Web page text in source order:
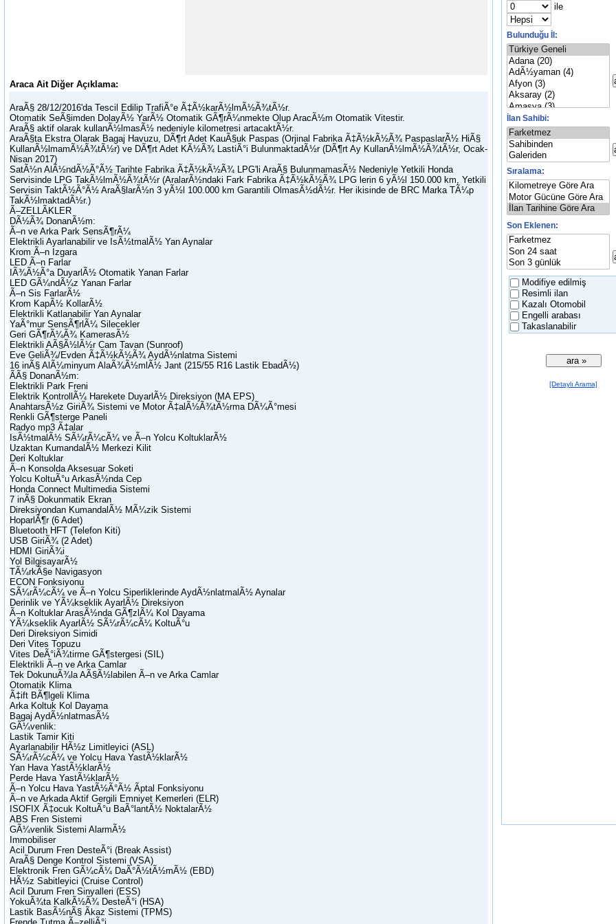
Araca Ait Diğer Açıklama:
AraÃ§ 28/12/2016'da Tescil Edilip TrafiÃ°e Ã‡Ã½karÃ½lmÃ½Ã¾tÃ½r.
Otomatik SeÃ§imden DolayÃ½ YarÃ½ Otomatik GÃ¶rÃ¼nmekte Olup AracÃ½m Otomatik Vitestir.
AraÃ§ aktif olarak kullanÃ½lmasÃ½ nedeniyle kilometresi artacaktÃ½r.
AraÃ§ta Ekstra Olarak Bagaj Havuzu, DÃ¶rt Adet KauÃ§uk Paspas (Orjinal Fabrika Ã‡Ã½kÃ½Ã¾ PaspaslarÃ½ HiÃ§
KullanÃ½lmamÃ½Ã¾tÃ½r) ve DÃ¶rt Adet KÃ½Ã¾ LastiÃ°i BulunmaktadÃ½r (DÃ¶rt Ay KullanÃ½lmÃ½Ã¾tÃ½r, Ocak-
Nisan 2017)
SatÃ½n AlÃ½ndÃ½Ã°Ã½ Tarihte Fabrika Ã‡Ã½kÃ½Ã¾ LPG'li AraÃ§ BulunmamasÃ½ Nedeniyle Yetkili Honda
Servisinde LPG TakÃ½lmÃ½Ã¾tÃ½r (AralarÃ½ndaki Fark Fabrika Ã‡Ã½kÃ½Ã¾ LPG lerin 6 yÃ½l 150.000 km, Yetkili
Servisin TaktÃ½Ã°Ã½ AraÃ§larÃ½n 3 yÃ½l 100.000 km Garantili OlmasÃ½dÃ½r. Her ikisinde de BRC Marka TÃ¼p
TakÃ½lmaktadÃ½r.)
Ã–ZELLÃKLER
DÃ½Ã¾ DonanÃ½m:
Ã–n ve Arka Park SensÃ¶rÃ¼
Elektrikli Ayarlanabilir ve IsÃ½tmalÃ½ Yan Aynalar
Krom Ã–n Izgara
LED Ã–n Farlar
IÃ¾Ã½Ã°a DuyarlÃ½ Otomatik Yanan Farlar
LED GÃ¼ndÃ¼z Yanan Farlar
Ã–n Sis FarlarÃ½
Krom KapÃ½ KollarÃ½
Elektrikli Katlanabilir Yan Aynalar
YaÃ°mur SensÃ¶rlÃ¼ Silecekler
Geri GÃ¶rÃ¼Ã¾ KamerasÃ½
Elektrikli AÃ§Ã½lÃ½r Cam Tavan (Sunroof)
Eve GeliÃ¾/Evden Ã‡Ã½kÃ½Ã¾ AydÃ½nlatma Sistemi
16 inÃ§ AlÃ¼minyum AlaÃ¾Ã½mlÃ½ Jant (215/55 R16 Lastik EbadÃ½)
ÃÃ§ DonanÃ½m:
Elektrikli Park Freni
Elektrik KontrollÃ¼ Harekete DuyarlÃ½ Direksiyon (MA EPS)
AnahtarsÃ½z GiriÃ¾ Sistemi ve Motor Ã‡alÃ½Ã¾tÃ½rma DÃ¼Ã°mesi
Renkli GÃ¶sterge Paneli
Radyo mp3 Ã‡alar
IsÃ½tmalÃ½ SÃ¼rÃ¼cÃ¼ ve Ã–n Yolcu KoltuklarÃ½
Uzaktan KumandalÃ½ Merkezi Kilit
Deri Koltuklar
Ã–n Konsolda Aksesuar Soketi
Yolcu KoltuÃ°u ArkasÃ½nda Cep
Honda Connect Multimedia Sistemi
7 inÃ§ Dokunmatik Ekran
Direksiyondan KumandalÃ½ MÃ¼zik Sistemi
HoparlÃ¶r (6 Adet)
Bluetooth HFT (Telefon Kiti)
USB GiriÃ¾ (2 Adet)
HDMI GiriÃ¾i
Yol BilgisayarÃ½
TÃ¼rkÃ§e Navigasyon
ECON Fonksiyonu
SÃ¼rÃ¼cÃ¼ ve Ã–n Yolcu Siperliklerinde AydÃ½nlatmalÃ½ Aynalar
Derinlik ve YÃ¼kseklik AyarlÃ½ Direksiyon
Ã–n Koltuklar ArasÃ½nda GÃ¶zlÃ¼ Kol Dayama
YÃ¼kseklik AyarlÃ½ SÃ¼rÃ¼cÃ¼ KoltuÃ°u
Deri Direksiyon Simidi
Deri Vites Topuzu
Vites DeÃ°iÃ¾tirme GÃ¶stergesi (SIL)
Elektrikli Ã–n ve Arka Camlar
Tek DokunuÃ¾la AÃ§Ã½labilen Ã–n ve Arka Camlar
Otomatik Klima
Ã‡ift BÃ¶lgeli Klima
Arka Koltuk Kol Dayama
Bagaj AydÃ½nlatmasÃ½
GÃ¼venlik:
Lastik Tamir Kiti
Ayarlanabilir HÃ½z Limitleyici (ASL)
SÃ¼rÃ¼cÃ¼ ve Yolcu Hava YastÃ½klarÃ½
Yan Hava YastÃ½klarÃ½
Perde Hava YastÃ½klarÃ½
Ã–n Yolcu Hava YastÃ½Ã°Ã½ Ãptal Fonksiyonu
Ã–n ve Arkada Aktif Gergili Emniyet Kemerleri (ELR)
ISOFIX Ã‡ocuk KoltuÃ°u BaÃ°lantÃ½ NoktalarÃ½
ABS Fren Sistemi
GÃ¼venlik Sistemi AlarmÃ½
Immobiliser
Acil Durum Fren DesteÃ°i (Break Assist)
AraÃ§ Denge Kontrol Sistemi (VSA)
Elektronik Fren GÃ¼cÃ¼ DaÃ°Ã½tÃ½mÃ½ (EBD)
HÃ½z Sabitleyici (Cruise Control)
Acil Durum Fren Sinyalleri (ESS)
YokuÃ¾ta KalkÃ½Ã¾ DesteÃ°i (HSA)
Lastik BasÃ½nÃ§ Ãkaz Sistemi (TPMS)
ile
Bulunduğu İl:
İlan Sahibi:
Sıralama:
Son Eklenen:
Modifiye edilmiş
Resimli ilan
Kazalı Otomobil
Engelli arabası
Takaslanabilir
[Detaylı Arama]